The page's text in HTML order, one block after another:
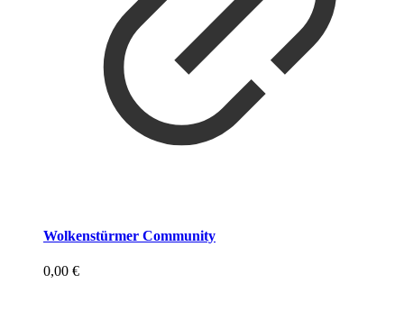
Wolkenstürmer Community
0,00 €